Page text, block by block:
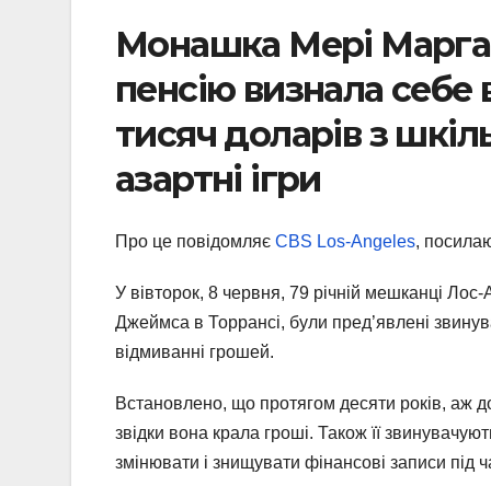
Монашка Мері
пенсію визнала
тисяч доларів з
азартні ігри
Про це повідомляє CBS Los-Angeles,
У вівторок, 8 червня, 79 річній мешканці
Джеймса в Торрансі, були пред’явлені
відмиванні грошей.
Встановлено, що протягом десяти років, аж
звідки вона крала гроші. Також її
змінювати і знищувати фінансові записи під